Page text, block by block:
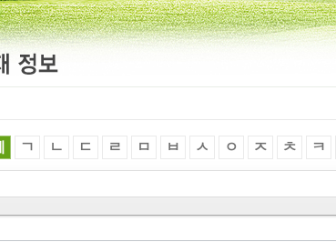
ㄱ ㄴ ㄷ ㄹ ㅁ ㅂ ㅅ ㅇ ㅈ ㅊ ㅋ